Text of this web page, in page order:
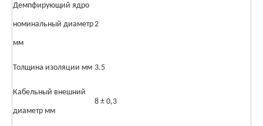
Демпфирующий ядро ​​
номинальный диаметр
мм
2
Толщина изоляции мм 3.5
Кабельный внешний
диаметр мм
8 ± 0,3